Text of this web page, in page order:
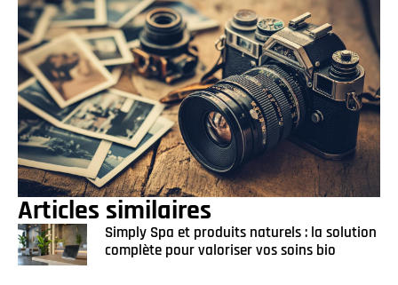
Articles similaires
Simply Spa et produits naturels : la solution
complète pour valoriser vos soins bio